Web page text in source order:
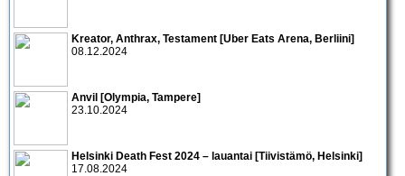
Kreator, Anthrax, Testament [Uber Eats Arena, Berliini]
08.12.2024
Anvil [Olympia, Tampere]
23.10.2024
Helsinki Death Fest 2024 – lauantai [Tiivistämö, Helsinki]
17.08.2024